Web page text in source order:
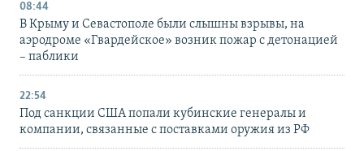
08:44
В Крыму и Севастополе были слышны взрывы, на
аэродроме «Гвардейское» возник пожар с детонацией
– паблики
22:54
Под санкции США попали кубинские генералы и
компании, связанные с поставками оружия из РФ